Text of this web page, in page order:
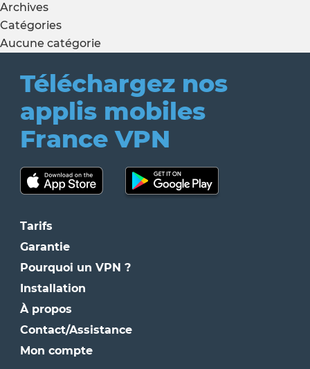
Archives
Catégories
Aucune catégorie
Téléchargez nos
applis mobiles
France VPN
Tarifs
Garantie
Pourquoi un VPN ?
Installation
À propos
Contact/Assistance
Mon compte